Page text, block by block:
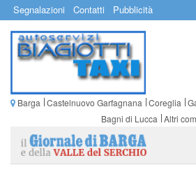
Segnalazioni Contatti Pubblicità
Barga Castelnuovo Garfagnana Coreglia
Bagni di Lucca Altri